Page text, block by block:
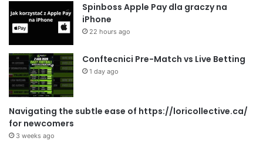
Spinboss Apple Pay dla graczy na
iPhone
22 hours ago
Conftecnici Pre-Match vs Live Betting
1 day ago
Navigating the subtle ease of https://loricollective.ca/
for newcomers
3 weeks ago